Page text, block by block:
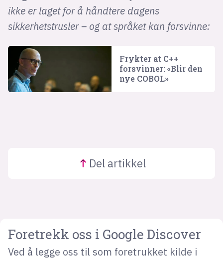
ikke er laget for å håndtere dagens
sikkerhetstrusler – og at språket kan forsvinne:
Frykter at C++
forsvinner: «Blir den
nye COBOL»
Del artikkel
Foretrekk oss i Google Discover
Ved å legge oss til som foretrukket kilde i